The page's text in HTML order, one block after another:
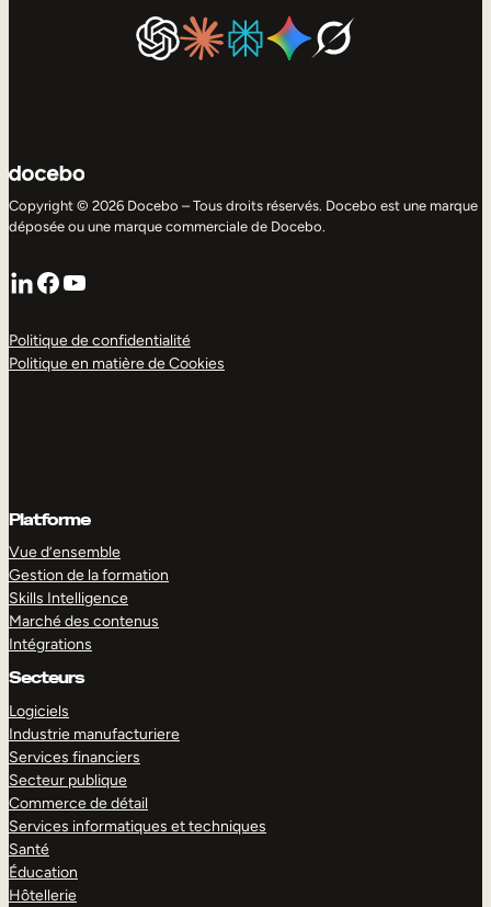
Copyright © 2026 Docebo – Tous droits réservés. Docebo est une marque
déposée ou une marque commerciale de Docebo.
LinkedIn
Facebook
YouTube
Politique de confidentialité
Politique en matière de Cookies
Platforme
Vue d’ensemble
Gestion de la formation
Skills Intelligence
Marché des contenus
Intégrations
Secteurs
Logiciels
Industrie manufacturiere
Services financiers
Secteur publique
Commerce de détail
Services informatiques et techniques
Santé
Éducation
Hôtellerie